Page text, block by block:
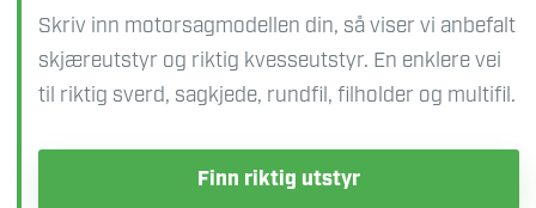
Skriv inn motorsagmodellen din, så viser vi anbefalt
skjæreutstyr og riktig kvesseutstyr. En enklere vei
til riktig sverd, sagkjede, rundfil, filholder og multifil.
Finn riktig utstyr